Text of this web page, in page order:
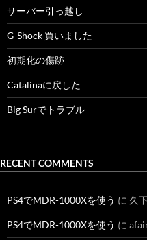
サーバー引っ越し
G-Shock 買いました
初期化の傷跡
Catalinaに戻した
Big Surでトラブル
RECENT COMMENTS
PS4でMDR-1000Xを使う に 久
PS4でMDR-1000Xを使う に